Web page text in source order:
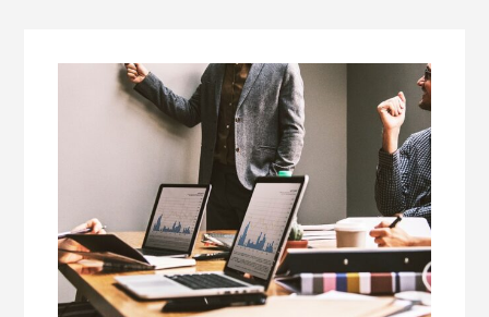
EVENTI
PUBBLICAZIONI
Chi Siamo Contatti